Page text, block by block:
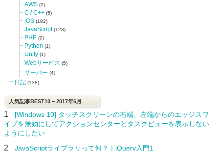
AWS (2)
C / C++ (5)
iOS (182)
JavaScript(123)
PHP (2)
Python (1)
Unity (1)
Webサービス (5)
サーバー (4)
日記 (138)
人気記事BEST10 – 2017年6月
1
[Windows 10] タッチスクリーンの右端、左端からのエッジスワ
イプを無効にしてアクションセンターとタスクビューを表示しない
ようにしたい
2 JavaScriptライブラリって何？｜jQuery入門1